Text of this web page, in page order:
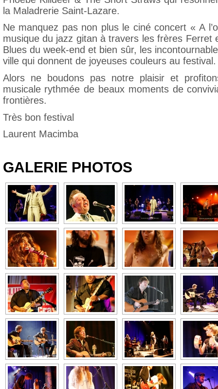
la Maladrerie Saint-Lazare.
Ne manquez pas non plus le ciné concert « A
musique du jazz gitan à travers les frères Ferret
Blues du week-end et bien sûr, les
ville qui donnent de joyeuses couleurs au festival.
Alors ne boudons pas notre plaisir et
musicale rythmée de beaux moments de
frontières.
Très bon festival
Laurent Macimba
GALERIE PHOTOS